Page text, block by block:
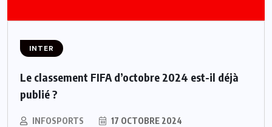
INTER
Le classement FIFA d’octobre 2024 est-il déjà
publié ?
INFOSPORTS 17 OCTOBRE 2024